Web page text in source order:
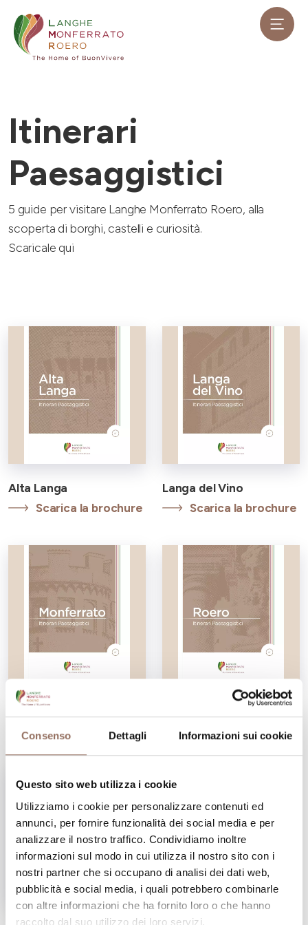
Consenso Dettagli Informazioni sui cookie
Questo sito web utilizza i cookie
Utilizziamo i cookie per personalizzare contenuti ed
annunci, per fornire funzionalità dei social media e per
analizzare il nostro traffico. Condividiamo inoltre
informazioni sul modo in cui utilizza il nostro sito con i
nostri partner che si occupano di analisi dei dati web,
pubblicità e social media, i quali potrebbero combinarle
con altre informazioni che ha fornito loro o che hanno
raccolto dal suo utilizzo dei loro servizi.
Itinerari
Paesaggistici
5 guide per visitare Langhe Monferrato Roero, alla
scoperta di borghi, castelli e curiosità.
Scaricale qui
Alta Langa
Scarica la brochure
Langa del Vino
Scarica la brochure
Monferrato